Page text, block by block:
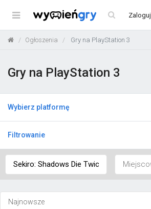
Menu Zaloguj
Ogłoszenia Gry na PlayStation 3
Gry na PlayStation 3
Wybierz platformę
Filtrowanie